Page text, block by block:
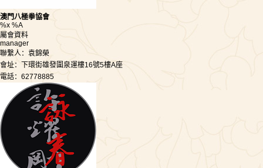
澳門八極拳協會
%x %A
屬會資料
manager
聯繫人：袁錦榮
會址：下環街雄發圍泉運樓16號5樓A座
電話：62778885